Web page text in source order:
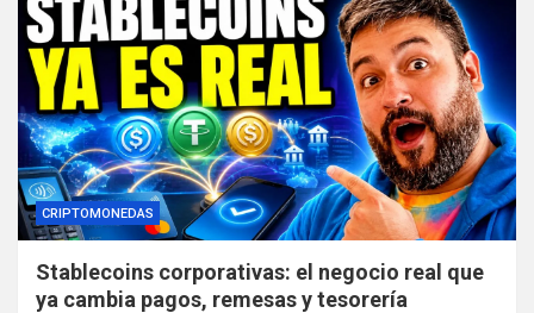
CRIPTOMONEDAS
Stablecoins corporativas: el negocio real que
ya cambia pagos, remesas y tesorería